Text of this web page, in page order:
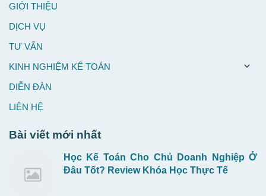
GIỚI THIỆU
DỊCH VỤ
TƯ VẤN
KINH NGHIỆM KẾ TOÁN
DIỄN ĐÀN
LIÊN HỆ
Bài viết mới nhất
Học Kế Toán Cho Chủ Doanh Nghiệp Ở
Đâu Tốt? Review Khóa Học Thực Tế